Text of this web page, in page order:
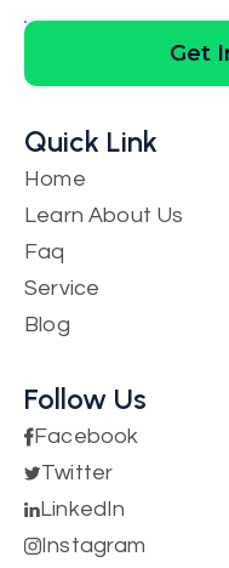
Plan Pro
+ el costo de
✓ Selección de
✓ Publicación
✓ Descuentos por
✓ Análisis de
✓ Integración con
Get
Quick Link
Home
Learn About Us
Faq
Service
Blog
Follow Us
Facebook
Twitter
LinkedIn
Instagram